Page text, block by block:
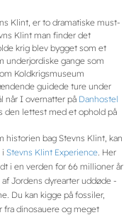
Klint, er to dramatiske must-
Klint man finder det
krig blev bygget som et
underjordiske gange som
Koldkrigsmuseum
guidede ture under
når I overnatter på Danhostel
den lettest med et ophold på
historien bag Stevns Klint, kan
iStevns Klint Experience . Her
i en verden for 66 millioner år
Jordens dyrearter uddøde -
Du kan kigge på fossiler,
fra dinosauere og meget